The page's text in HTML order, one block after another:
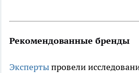
Рекомендованные бренды
Экспертыпровели